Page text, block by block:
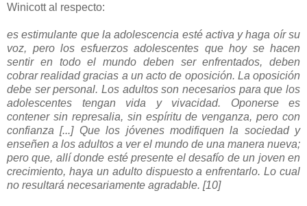
Winicott al respecto:
es estimulante que la adolescencia esté activa y haga oír su
voz, pero los esfuerzos adolescentes que hoy se hacen
sentir en todo el mundo deben ser enfrentados, deben
cobrar realidad gracias a un acto de oposición. La oposición
debe ser personal. Los adultos son necesarios para que los
adolescentes tengan vida y vivacidad. Oponerse es
contener sin represalia, sin espíritu de venganza, pero con
confianza [...] Que los jóvenes modifiquen la sociedad y
enseñen a los adultos a ver el mundo de una manera nueva;
pero que, allídonde esté presente el desafío de un joven en
crecimiento, haya un adulto dispuesto a enfrentarlo. Lo cual
no resultará necesariamente agradable. [10]